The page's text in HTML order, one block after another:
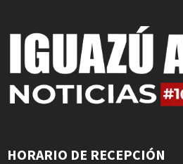
HORARIO DE RECEPCIÓN